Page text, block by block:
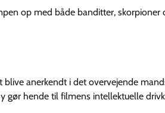
op med både banditter, skorpioner
blive anerkendt i det overvejende
gør hende til filmens intellektuelle